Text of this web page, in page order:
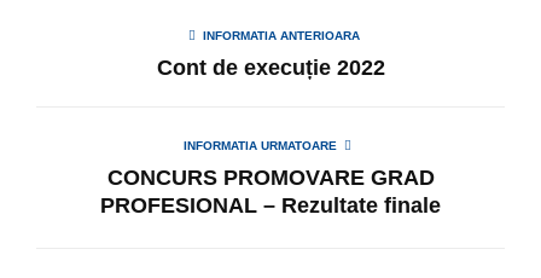
INFORMATIA ANTERIOARA
Cont de execuție 2022
INFORMATIA URMATOARE
CONCURS PROMOVARE GRAD
PROFESIONAL – Rezultate finale